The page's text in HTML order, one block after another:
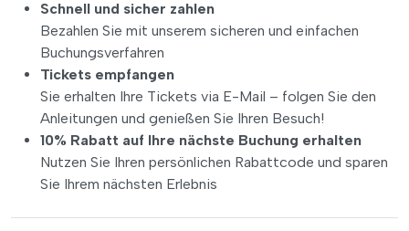
Schnell und sicher zahlen
Bezahlen Sie mit unserem sicheren und einfachen
Buchungsverfahren
Tickets empfangen
Sie erhalten Ihre Tickets via E-Mail – folgen Sie den
Anleitungen und genießen Sie Ihren Besuch!
10% Rabatt auf Ihre nächste Buchung erhalten
Nutzen Sie Ihren persönlichen Rabattcode und sparen
Sie Ihrem nächsten Erlebnis